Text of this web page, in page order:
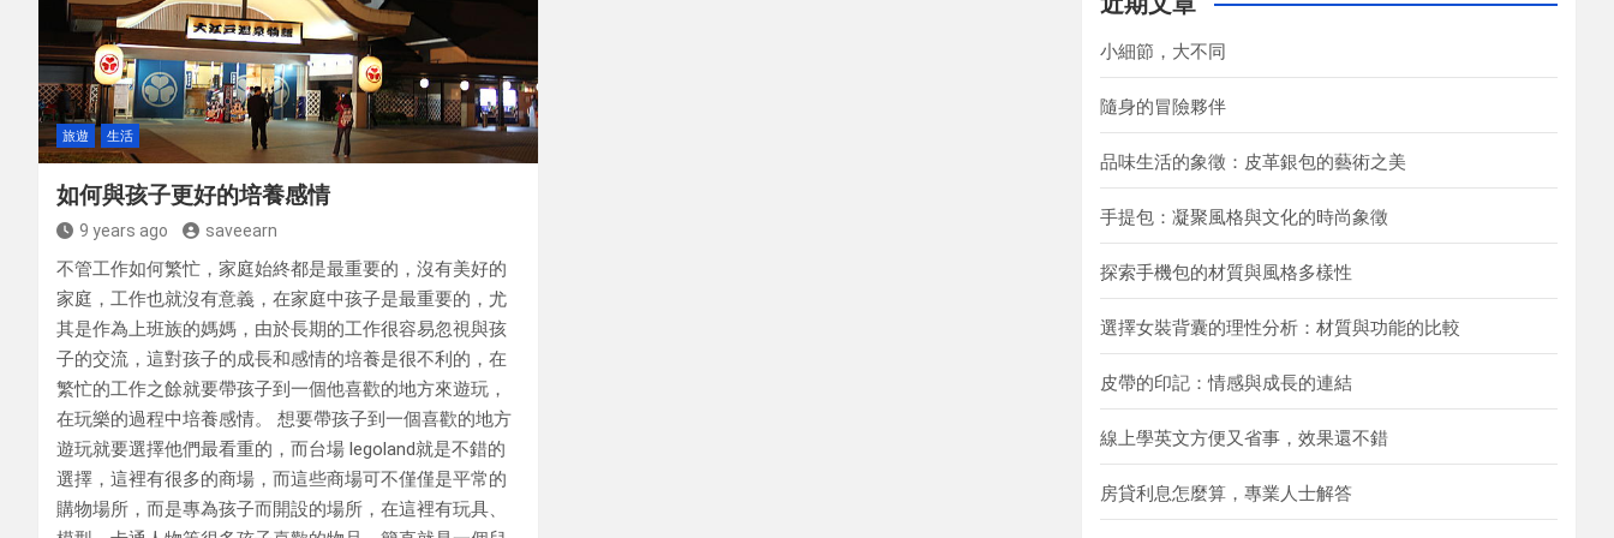
旅遊 生活
如何與孩子更好的培養感情
9 years ago saveearn
不管工作如何繁忙，家庭始終都是最重要的，沒有美好的
家庭，工作也就沒有意義，在家庭中孩子是最重要的，尤
其是作為上班族的媽媽，由於長期的工作很容易忽視與孩
子的交流，這對孩子的成長和感情的培養是很不利的，在
繁忙的工作之餘就要帶孩子到一個他喜歡的地方來遊玩，
在玩樂的過程中培養感情。 想要帶孩子到一個喜歡的地方
遊玩就要選擇他們最看重的，而台場 legoland就是不錯的
選擇，這裡有很多的商場，而這些商場可不僅僅是平常的
購物場所，而是專為孩子而開設的場所，在這裡有玩具、
小細節，大不同
隨身的冒險夥伴
品味生活的象徵：皮革銀包的藝術之美
手提包：凝聚風格與文化的時尚象徵
探索手機包的材質與風格多樣性
選擇女裝背囊的理性分析：材質與功能的比較
皮帶的印記：情感與成長的連結
線上學英文方便又省事，效果還不錯
房貸利息怎麼算，專業人士解答